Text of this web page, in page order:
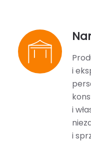
i
i
i